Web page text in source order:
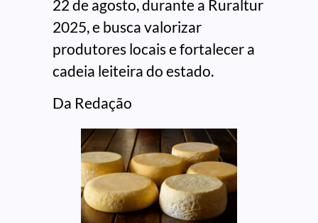
22 de agosto, durante a Ruraltur
2025, e busca valorizar
produtores locais e fortalecer a
cadeia leiteira do estado.
Da Redação